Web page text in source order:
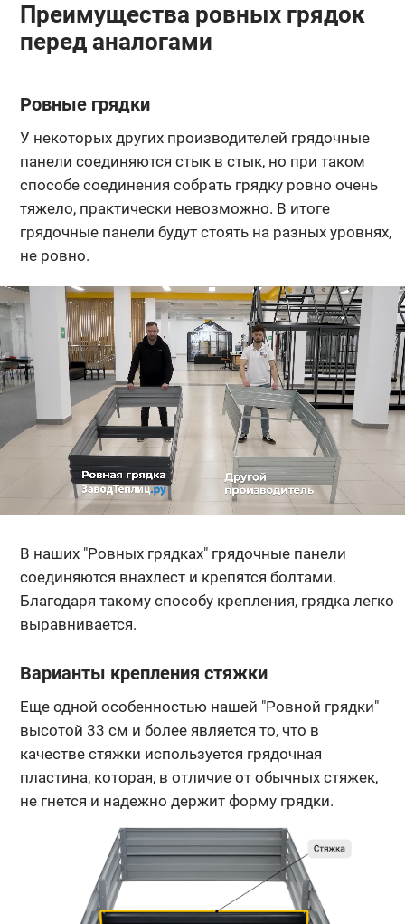
Преимущества ровных грядок
перед аналогами
Ровные грядки
У некоторых других производителей грядочные
панели соединяются стык в стык, но при таком
способе соединения собрать грядку ровно очень
тяжело, практически невозможно. В итоге
грядочные панели будут стоять на разных уровнях,
не ровно.
В наших "Ровных грядках" грядочные панели
соединяются внахлест и крепятся болтами.
Благодаря такому способу крепления, грядка легко
выравнивается.
Варианты крепления стяжки
Еще одной особенностью нашей "Ровной грядки"
высотой 33 см и более является то, что в
качестве стяжки используется грядочная
пластина, которая, в отличие от обычных стяжек,
не гнется и надежно держит форму грядки.